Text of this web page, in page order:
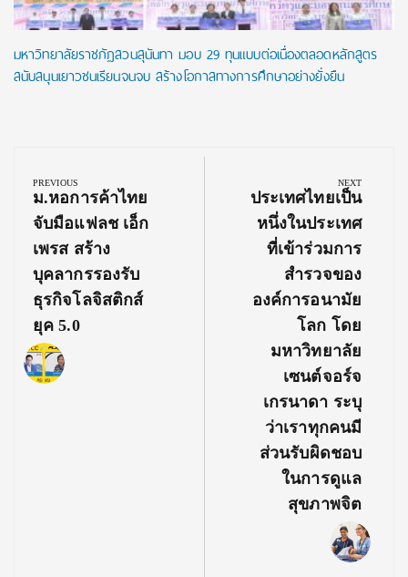
มหาวิทยาลัยราชภัฏสวนสุนันทา มอบ 29 ทุนแบบต่อเนื่องตลอดหลักสูตร
สนับสนุนเยาวชนเรียนจนจบ สร้างโอกาสทางการศึกษาอย่างยั่งยืน
navigation
PREVIOUS
Previous
Post:
ม.หอการค้าไทย
จับมือแฟลช เอ็ก
เพรส สร้าง
บุคลากรรองรับ
ธุรกิจโลจิสติกส์
ยุค 5.0
NEXT
Next
Post:
ประเทศไทยเป็น
หนึ่งในประเทศ
ที่เข้าร่วมการ
สำรวจของ
องค์การอนามัย
โลก โดย
มหาวิทยาลัย
เซนต์จอร์จ
เกรนาดา ระบุ
ว่าเราทุกคนมี
ส่วนรับผิดชอบ
ในการดูแล
สุขภาพจิต